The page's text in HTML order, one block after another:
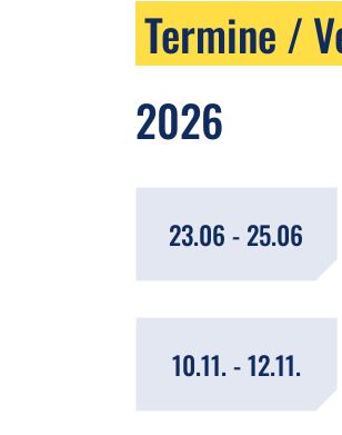
Termine /
2026
23.06 - 25.06
10.11. - 12.11.